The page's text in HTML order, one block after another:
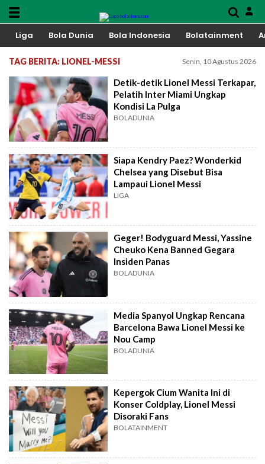
Liga Bola Dunia Bola Indonesia Bolatainment
TAG BERITA: LIONEL-MESSI Senin, 10 Agustus 2026
Detik-detik Lionel Messi Terkapar,
Pelatih Inter Miami Ungkap
Kondisi La Pulga
BOLADUNIA
Siapa Kendry Paez? Wonderkid
Chelsea yang Disebut Bisa
Lampaui Lionel Messi
LIGA
Geger! Bodyguard Messi, Yassine
Cheuko Kena Banned Gegara
Insiden Panas
BOLADUNIA
Media Spanyol Ungkap Rencana
Barcelona Bawa Lionel Messi ke
Nou Camp
BOLADUNIA
Kepergok Cium Wanita Ini di
Konser Coldplay, Lionel Messi
Disoraki Fans
BOLATAINMENT